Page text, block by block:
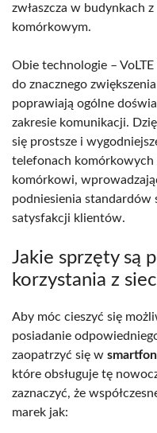
zwłaszcza w budynkach
komórkowym.
Obie technologie –
do znacznego
poprawiają ogólne
zakresie komunikacji.
się prostsze i
telefonach komórkowych
komórkowi,
podniesienia standardów
satysfakcji klientów.
Jakie sprzęty są
korzystania z
Aby móc cieszyć się
posiadanie
zaopatrzyć się w smartfon
które obsługuje tę
zaznaczyć, że
marek jak: